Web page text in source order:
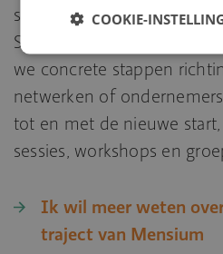
stap naar buiten:
Samen verkennen we de
we concrete stappen
netwerken of
tot en met de nieuwe
sessies, workshops en
Ik wil meer weten
traject van Mensium
COOKIE-